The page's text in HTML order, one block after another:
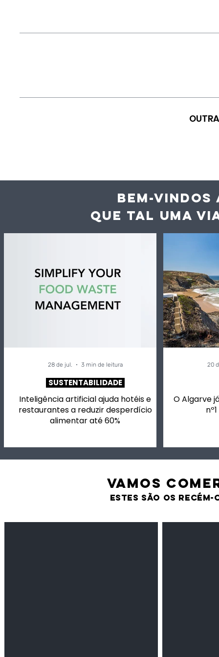
BEM-VINDOS
QUE TAL UMA
Inteligência artificial ajuda hotéis e
restaurantes a reduzir desperdício
alimentar até 60%
SUSTENTABILIDADE
28 de jul. 3 min de leitura
O Algarve
20
VAMOS
estes são os recém-